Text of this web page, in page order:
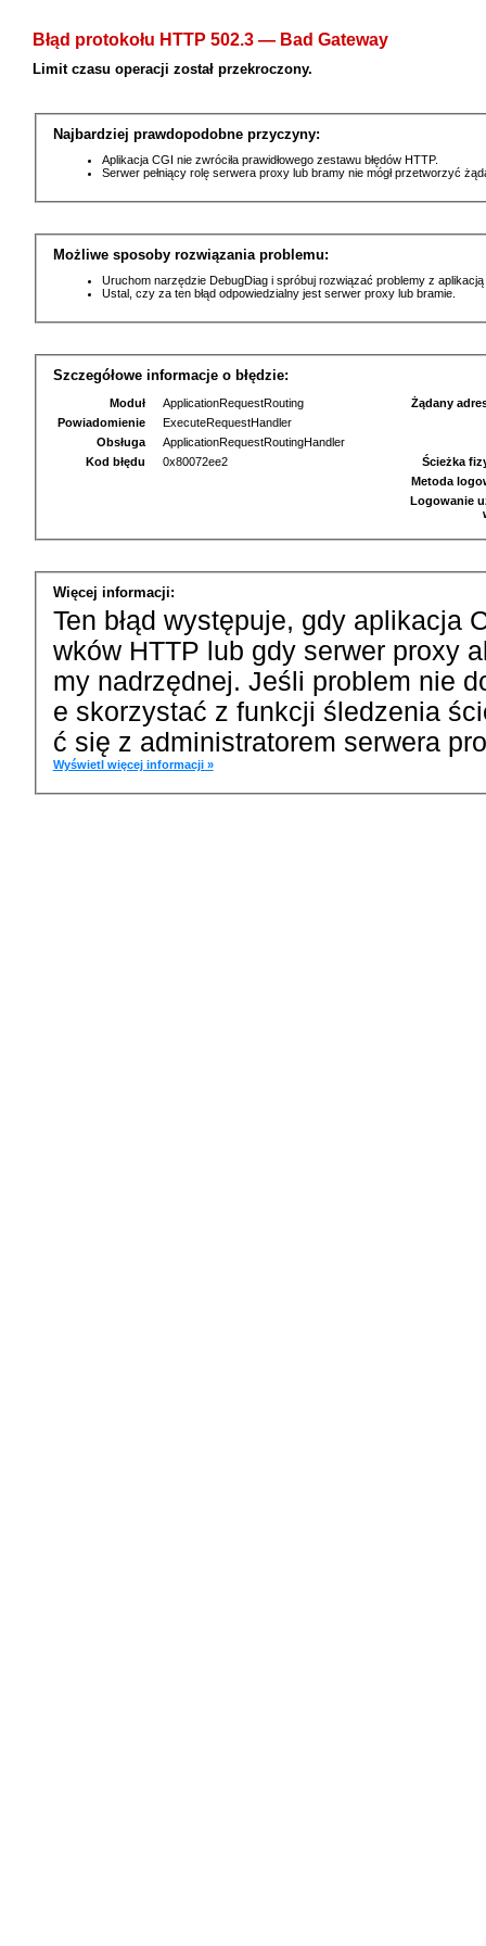
Błąd protokołu HTTP 502.3 — Bad Gateway
Limit czasu operacji został przekroczony.
Najbardziej prawdopodobne przyczyny:
Aplikacja CGI nie zwróciła prawidłowego zestawu błędów HTTP.
Serwer pełniący rolę serwera proxy lub bramy nie mógł przetworzyć
Możliwe sposoby rozwiązania problemu:
Uruchom narzędzie DebugDiag i spróbuj rozwiązać problemy z
Ustal, czy za ten błąd odpowiedzialny jest serwer proxy lub bramie.
Szczegółowe informacje o błędzie:
Moduł
ApplicationRequestRouting
Powiadomienie
ExecuteRequestHandler
Obsługa
ApplicationRequestRoutingHandler
Kod błędu
0x80072ee2
Żądany
Ścieżka
Metoda
Logowanie
Więcej informacji:
Ten błąd występuje, gdy aplikacja
wków HTTP lub gdy serwer proxy
my nadrzędnej. Jeśli problem nie
e skorzystać z funkcji śledzenia
ć się z administratorem serwera
Wyświetl więcej informacji »